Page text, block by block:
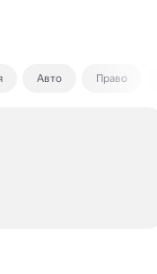
Авто Право